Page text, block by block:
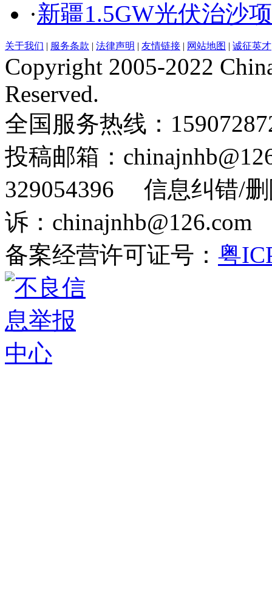
·新疆1.5GW光伏治沙
关于我们 | 服务条款 | 法律声明 | 友情链接 | 网站地图 | 诚征英才
Copyright 2005-2022
Reserved.
全国服务热线：
投稿邮箱：
329054396 信息纠错/
诉：
备案经营许可证号： 粤